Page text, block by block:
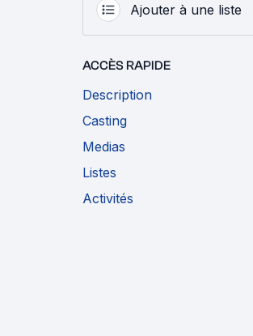
Ajouter à une liste
ACCÈS RAPIDE
Description
Casting
Medias
Listes
Activités